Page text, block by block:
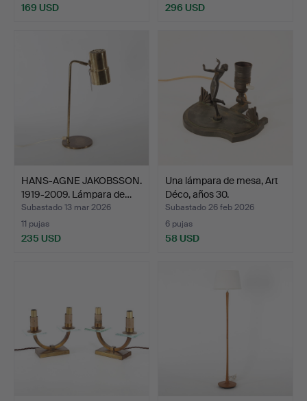
169 USD 296 USD
HANS-AGNE JAKOBSSON.
1919-2009. Lámpara de…
Subastado 13 mar 2026
11 pujas
235 USD
Una lámpara de mesa, Art
Déco, años 30.
Subastado 26 feb 2026
6 pujas
58 USD